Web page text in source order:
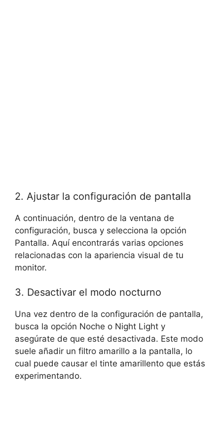
2. Ajustar la configuración de pantalla
A continuación, dentro de la ventana de
configuración, busca y selecciona la opción
Pantalla. Aquí encontrarás varias opciones
relacionadas con la apariencia visual de tu
monitor.
3. Desactivar el modo nocturno
Una vez dentro de la configuración de pantalla,
busca la opción Noche o Night Light y
asegúrate de que esté desactivada. Este modo
suele añadir un filtro amarillo a la pantalla, lo
cual puede causar el tinte amarillento que estás
experimentando.